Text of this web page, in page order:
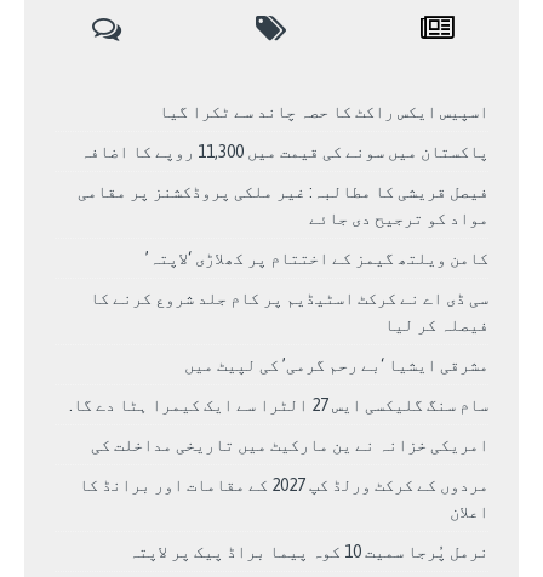
اسپیس ایکس راکٹ کا حصہ چاند سے ٹکرا گیا
پاکستان میں سونے کی قیمت میں 11,300 روپے کا اضافہ
فیصل قریشی کا مطالبہ: غیر ملکی پروڈکشنز پر مقامی
مواد کو ترجیح دی جائے
کامن ویلتھ گیمز کے اختتام پر کھلاڑی ‘لاپتہ’
سی ڈی اے نے کرکٹ اسٹیڈیم پر کام جلد شروع کرنے کا
فیصلہ کر لیا
مشرقی ایشیا ‘بے رحم گرمی’ کی لپیٹ میں
سام سنگ گلیکسی ایس 27 الٹرا سے ایک کیمرا ہٹا دے گا.
امریکی خزانہ نے ین مارکیٹ میں تاریخی مداخلت کی
مردوں کے کرکٹ ورلڈ کپ 2027 کے مقامات اور برانڈ کا
اعلان
نرمل پُرجا سمیت 10 کوہ پیما براڈ پیک پر لاپتہ